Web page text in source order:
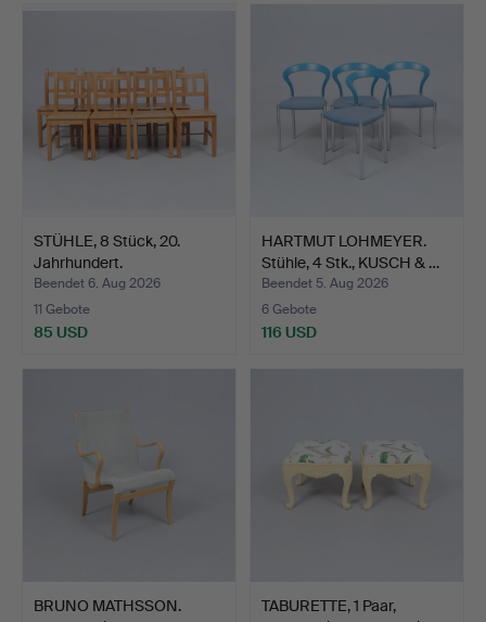
STÜHLE, 8 Stück, 20.
Jahrhundert.
Beendet 6. Aug 2026
11 Gebote
85 USD
HARTMUT LOHMEYER.
Stühle, 4 Stk., KUSCH & …
Beendet 5. Aug 2026
6 Gebote
116 USD
BRUNO MATHSSON.
TABURETTE, 1 Paar,